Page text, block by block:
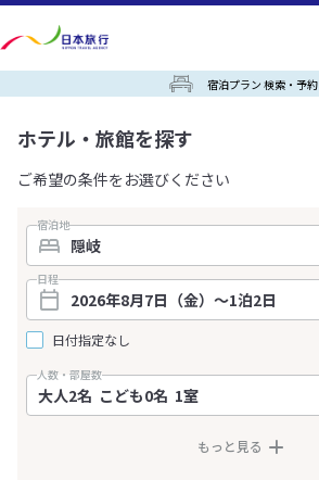
宿泊プラン 検索・予約
ホテル・旅館を探す
ご希望の条件をお選びください
宿泊地
日程
日付指定なし
人数・部屋数
もっと見る